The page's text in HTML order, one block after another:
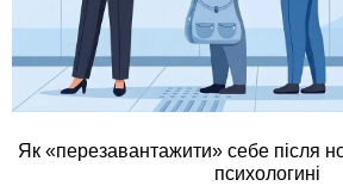
Як «перезавантажити» себе після
психологині